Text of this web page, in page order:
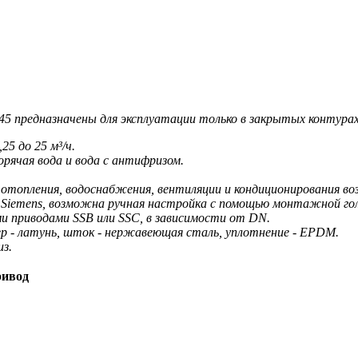
предназначены для эксплуатации только в закрытых
до 25 м³/ч.
вода и вода с антифризом.
водоснабжения, вентиляции и кондиционирования
возможна ручная настройка с помощью монтажной
SSB или SSC, в зависимости от DN.
- латунь, шток - нержавеющая сталь, уплотнение - EPDM.